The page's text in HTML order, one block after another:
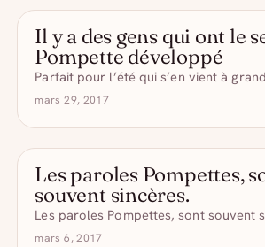
- DRÔLE D'ALCOOL
Il y a des gens qui ont le
Pompette développé
Parfait pour l’été qui s’en vient à
mars 29, 2017
- DRÔLE D'ALCOOL
Les paroles Pompettes,
souvent sincères.
Les paroles Pompettes, sont souvent
mars 6, 2017